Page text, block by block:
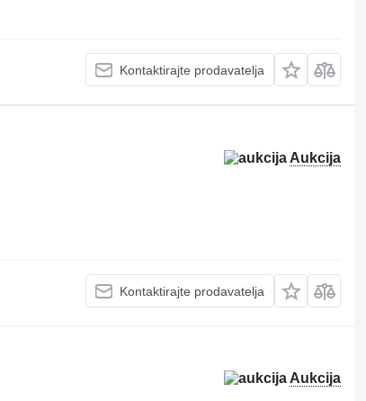
Kontaktirajte prodavatelja
Aukcija
Kontaktirajte prodavatelja
Aukcija